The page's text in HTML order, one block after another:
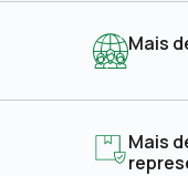
Mais
Mais